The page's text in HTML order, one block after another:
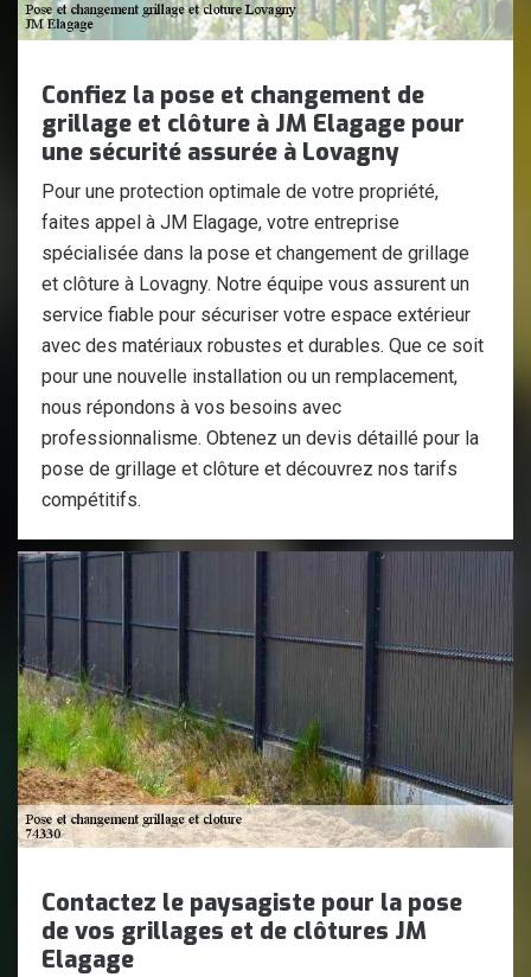
Confiez la pose et changement de
grillage et clôture à JM Elagage pour
une sécurité assurée à Lovagny
Pour une protection optimale de votre propriété,
faites appel à JM Elagage, votre entreprise
spécialisée dans la pose et changement de grillage
et clôture à Lovagny. Notre équipe vous assurent un
service fiable pour sécuriser votre espace extérieur
avec des matériaux robustes et durables. Que ce soit
pour une nouvelle installation ou un remplacement,
nous répondons à vos besoins avec
professionnalisme. Obtenez un devis détaillé pour la
pose de grillage et clôture et découvrez nos tarifs
compétitifs.
Contactez le paysagiste pour la pose
de vos grillages et de clôtures JM
Elagage